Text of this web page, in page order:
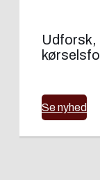
Udforsk,
Se nyhed